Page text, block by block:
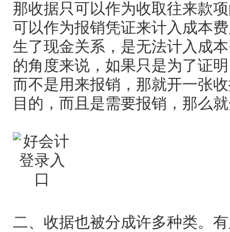
那收据只可以作为收取往来款
可以作为报销凭证来计入成本
生了现金关系，是无法计入成
的角度来说，如果只是为了证
而不是用来报销，那就开一张
目的，而且是需要报销，那么
二、收据也被分成许多种类。